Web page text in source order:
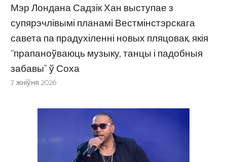
Мэр Лондана Садзік Хан выступае з
супярэчлівымі планамі Вестмінстэрскага
савета па прадухіленні новых пляцовак, якія
“прапаноўваюць музыку, танцы і падобныя
забавы” ў Соха
7 жніўня 2026